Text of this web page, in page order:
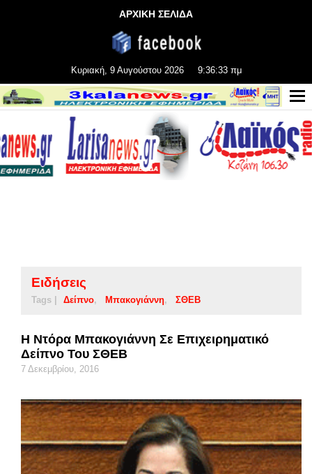
ΑΡΧΙΚΗ ΣΕΛΙΔΑ
Κυριακή, 9 Αυγούστου 2026 9:36:34 πμ
Ειδήσεις
Tags | Δείπνο Μπακογιάννη ΣΘΕΒ
H Ντόρα Μπακογιάννη Σε Επιχειρηματικό
Δείπνο Του ΣΘΕΒ
7 Δεκεμβρίου, 2016